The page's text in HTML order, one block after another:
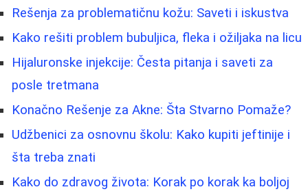
Rešenja za problematičnu kožu: Saveti i iskustva
Kako rešiti problem bubuljica, fleka i ožiljaka na licu
Hijaluronske injekcije: Česta pitanja i saveti za
posle tretmana
Konačno Rešenje za Akne: Šta Stvarno Pomaže?
Udžbenici za osnovnu školu: Kako kupiti jeftinije i
šta treba znati
Kako do zdravog života: Korak po korak ka boljoj